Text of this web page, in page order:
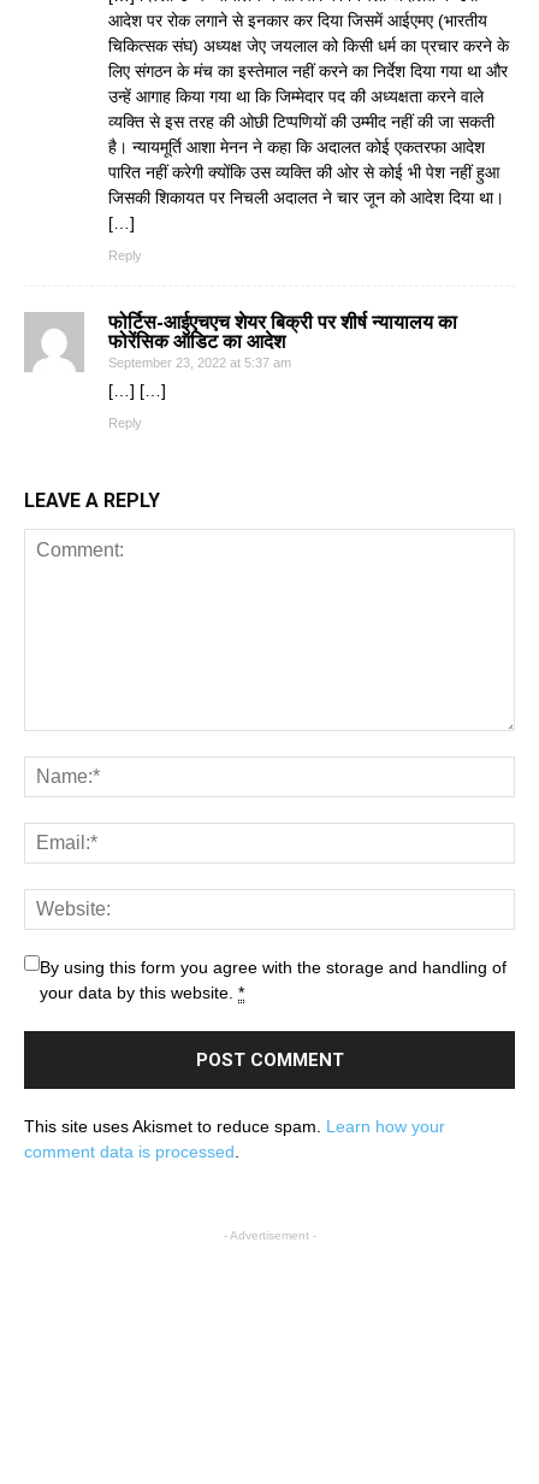
आदेश पर रोक लगाने से इनकार कर दिया जिसमें आईएमए (भारतीय
चिकित्सक संघ) अध्यक्ष जेए जयलाल को किसी धर्म का प्रचार करने के
लिए संगठन के मंच का इस्तेमाल नहीं करने का निर्देश दिया गया था और
उन्हें आगाह किया गया था कि जिम्मेदार पद की अध्यक्षता करने वाले
व्यक्ति से इस तरह की ओछी टिप्पणियों की उम्मीद नहीं की जा सकती
है। न्यायमूर्ति आशा मेनन ने कहा कि अदालत कोई एकतरफा आदेश
पारित नहीं करेगी क्योंकि उस व्यक्ति की ओर से कोई भी पेश नहीं हुआ
जिसकी शिकायत पर निचली अदालत ने चार जून को आदेश दिया था।
[…]
Reply
फोर्टिस-आईएचएच शेयर बिक्री पर शीर्ष न्यायालय का
फोरेंसिक ऑडिट का आदेश
September 23, 2022 at 5:37 am
[…] […]
Reply
LEAVE A REPLY
By using this form you agree with the storage and handling of
your data by this website. *
This site uses Akismet to reduce spam. Learn how your
comment data is processed
- Advertisement -